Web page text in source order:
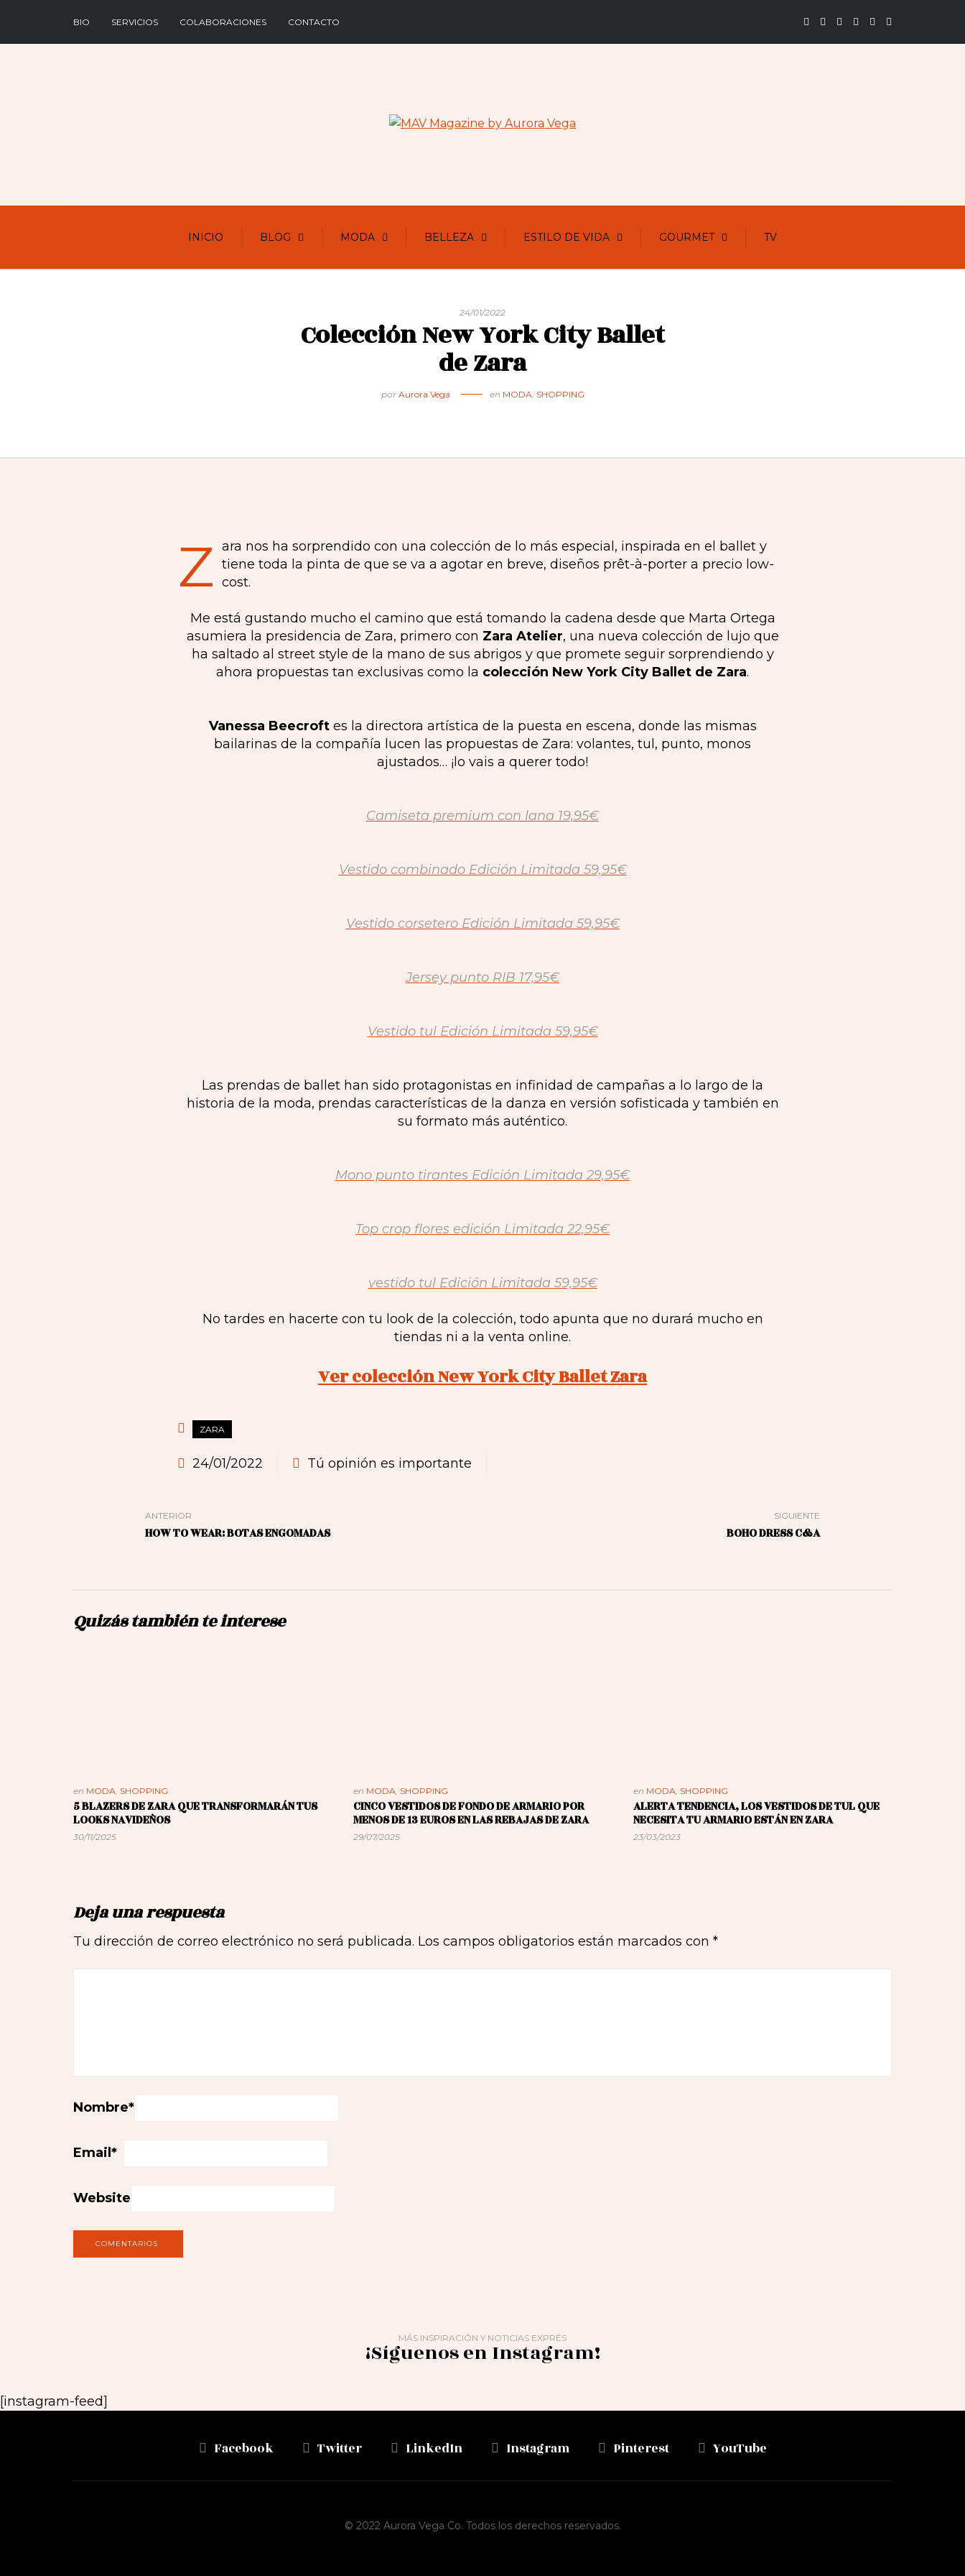
BIO SERVICIOS COLABORACIONES CONTACTO
INICIO BLOG MODA BELLEZA ESTILO DE VIDA GOURMET TV
24/01/2022
Colección New York City Ballet
de Zara
por Aurora Vega en MODA, SHOPPING
Z ara nos ha sorprendido con una colección de lo más especial, inspirada en el ballet y
tiene toda la pinta de que se va a agotar en breve, diseños prêt-à-porter a precio low-
cost.
Me está gustando mucho el camino que está tomando la cadena desde que Marta Ortega
asumiera la presidencia de Zara, primero con Zara Atelier, una nueva colección de lujo que
ha saltado al street style de la mano de sus abrigos y que promete seguir sorprendiendo y
ahora propuestas tan exclusivas como la colección New York City Ballet de Zara.
Vanessa Beecroftes la directora artística de la puesta en escena, donde las mismas
bailarinas de la compañía lucen las propuestas de Zara: volantes, tul, punto, monos
ajustados… ¡lo vais a querer todo!
Camiseta premium con lana 19,95€
Vestido combinado Edición Limitada 59,95€
Vestido corsetero Edición Limitada 59,95€
Jersey punto RIB 17,95€
Vestido tul Edición Limitada 59,95€
Las prendas de ballet han sido protagonistas en infinidad de campañas a lo largo de la
historia de la moda, prendas características de la danza en versión sofisticada y también en
su formato más auténtico.
Mono punto tirantes Edición Limitada 29,95€
Top crop flores edición Limitada 22,95€
vestido tul Edición Limitada 59,95€
No tardes en hacerte con tu look de la colección, todo apunta que no durará mucho en
tiendas ni a la venta online.
Ver colección New York City Ballet Zara
ZARA
24/01/2022 Tú opinión es importante
ANTERIOR
HOW TO WEAR: BOTAS ENGOMADAS
SIGUIENTE
BOHO DRESS C&A
Quizás también te interese
en MODA, SHOPPING
5 BLAZERS DE ZARA QUE TRANSFORMARÁN TUS
LOOKS NAVIDEÑOS
30/11/2025
en MODA, SHOPPING
CINCO VESTIDOS DE FONDO DE ARMARIO POR
MENOS DE 13 EUROS EN LAS REBAJAS DE ZARA
29/07/2025
en MODA, SHOPPING
ALERTA TENDENCIA, LOS VESTIDOS DE TUL QUE
NECESITA TU ARMARIO ESTÁN EN ZARA
23/03/2023
Deja una respuesta
Tu dirección de correo electrónico no será publicada. Los campos obligatorios están marcados con *
Nombre*
Email *
Website
MÁS INSPIRACIÓN Y NOTICIAS EXPRÉS
¡Síguenos en Instagram!
[instagram-feed]
Facebook Twitter LinkedIn Instagram Pinterest YouTube
© 2022 Aurora Vega Co. Todos los derechos reservados.